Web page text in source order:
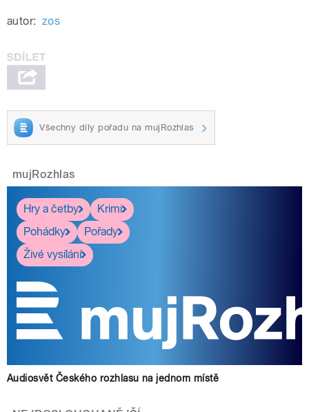
autor: zos
Všechny díly pořadu na mujRozhlas
mujRozhlas
Hry a četby
Krimi
Pohádky
Pořady
Živé vysílání
Audiosvět Českého rozhlasu na jednom místě